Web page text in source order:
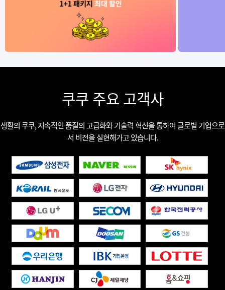
쿠쿠 주요 고객사
생활의 쿠쿠, 지속적인 품질의 고급화와 기술력 혁신을 통하여 글로벌 기업으로
서 비전을 실현해가고 있습니다.